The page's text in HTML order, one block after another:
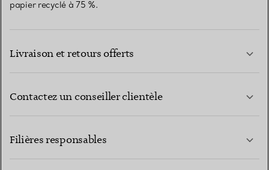
papier recyclé à 75 %.
Livraison et retours offerts
Contactez un conseiller clientèle
Filières responsables